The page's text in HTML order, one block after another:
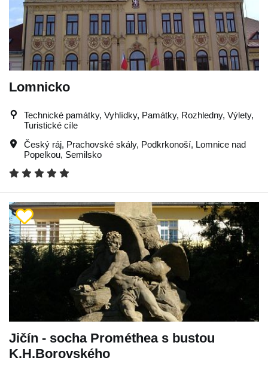
Lomnicko
Technické památky, Vyhlídky, Památky, Rozhledny, Výlety,
Turistické cíle
Český ráj, Prachovské skály, Podkrkonoší, Lomnice nad
Popelkou, Semilsko
Jičín - socha Prométhea s bustou
K.H.Borovského